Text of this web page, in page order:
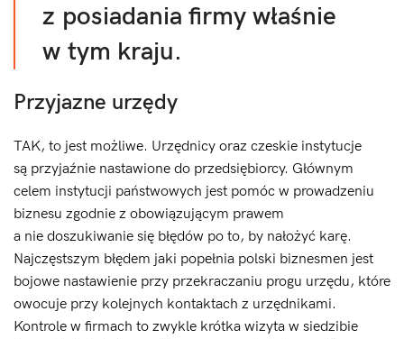
z posiadania firmy właśnie
w tym kraju.
Przyjazne urzędy
TAK, to jest możliwe. Urzędnicy oraz czeskie instytucje
są przyjaźnie nastawione do przedsiębiorcy. Głównym
celem instytucji państwowych jest pomóc w prowadzeniu
biznesu zgodnie z obowiązującym prawem
a nie doszukiwanie się błędów po to, by nałożyć karę.
Najczęstszym błędem jaki popełnia polski biznesmen jest
bojowe nastawienie przy przekraczaniu progu urzędu, które
owocuje przy kolejnych kontaktach z urzędnikami.
Kontrole w firmach to zwykle krótka wizyta w siedzibie